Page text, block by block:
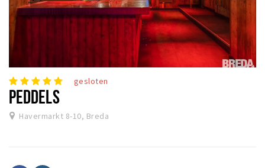
gesloten
PEDDELS
Havermarkt 8-10, Breda